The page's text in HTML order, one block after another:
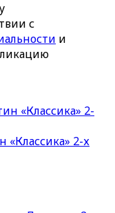
с
и
«Классика» 2-х